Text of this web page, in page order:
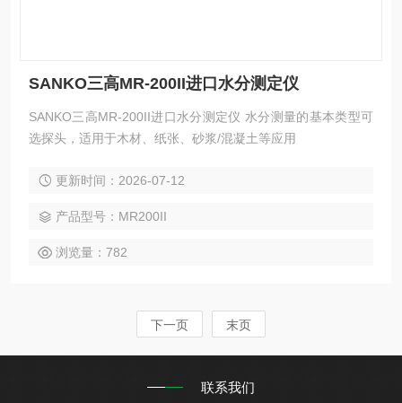
SANKO三高MR-200II进口水分测定仪
SANKO三高MR-200II进口水分测定仪 水分测量的基本类型可
选探头，适用于木材、纸张、砂浆/混凝土等应用
更新时间：2026-07-12
产品型号：MR200II
浏览量：782
下一页 末页
联系我们